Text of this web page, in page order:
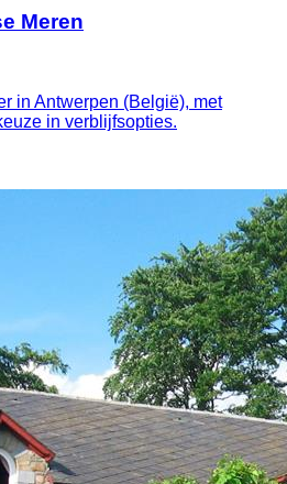
Meren
in Antwerpen (België), met
in verblijfsopties.